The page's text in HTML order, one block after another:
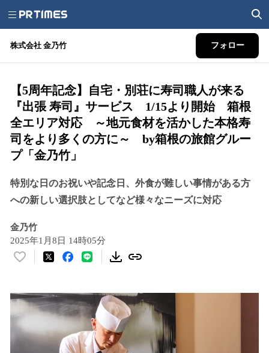
株式会社 金乃竹 フォロー
【5周年記念】自宅・別荘に寿司職人が来る
『出張 寿司』サービス 1/15より開始 箱根
全エリア対応 ～地元食材を活かした本格寿
司をより多くの方に～ by箱根の旅館グルー
プ「金乃竹」
特別な日のお祝いや記念日、外食が難しい事情がある方
への新しい選択肢としてなど様々なニーズに対応
金乃竹
2025年1月8日 14時05分
い
！
数
を
読